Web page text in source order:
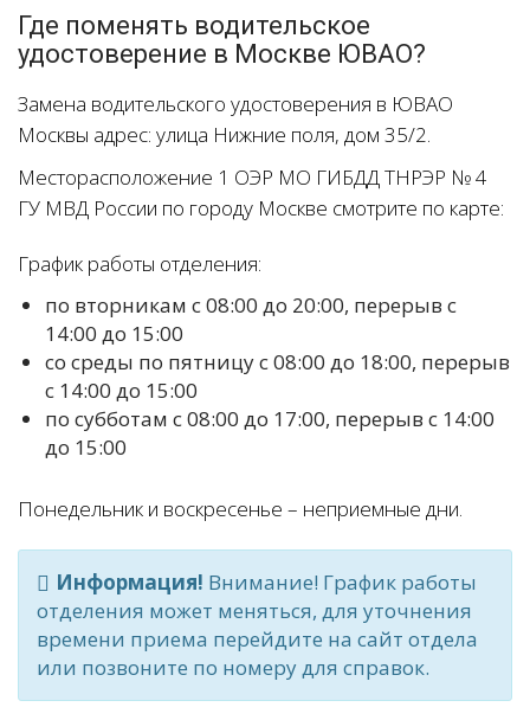
Где поменять водительское
удостоверение в Москве ЮВАО?
Замена водительского удостоверения в ЮВАО
Москвы адрес: улица Нижние поля, дом 35/2.
Месторасположение 1 ОЭР МО ГИБДД ТНРЭР № 4
ГУ МВД России по городу Москве смотрите по карте:
График работы отделения:
по вторникам с 08:00 до 20:00, перерыв с
14:00 до 15:00
со среды по пятницу с 08:00 до 18:00, перерыв
с 14:00 до 15:00
по субботам с 08:00 до 17:00, перерыв с 14:00
до 15:00
Понедельник и воскресенье – неприемные дни.
Информация! Внимание! График работы
отделения может меняться, для уточнения
времени приема перейдите на сайт отдела
или позвоните по номеру для справок.